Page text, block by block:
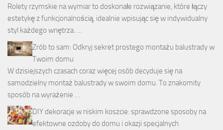
Rolety rzymskie na wymiar to doskonałe rozwiązanie, które łączy
estetykę z funkcjonalnością, idealnie wpisując się w indywidualny
styl każdego wnętrza. …
Zrób to sam: Odkryj sekret prostego montażu balustrady w
Twoim domu
W dzisiejszych czasach coraz więcej osób decyduje się na
samodzielny montaż balustrady w swoim domu. To znakomity
sposób na wyrażenie …
DIY dekoracje w niskim koszcie: sprawdzone sposoby na
efektowne ozdoby do domu i okazji specjalnych